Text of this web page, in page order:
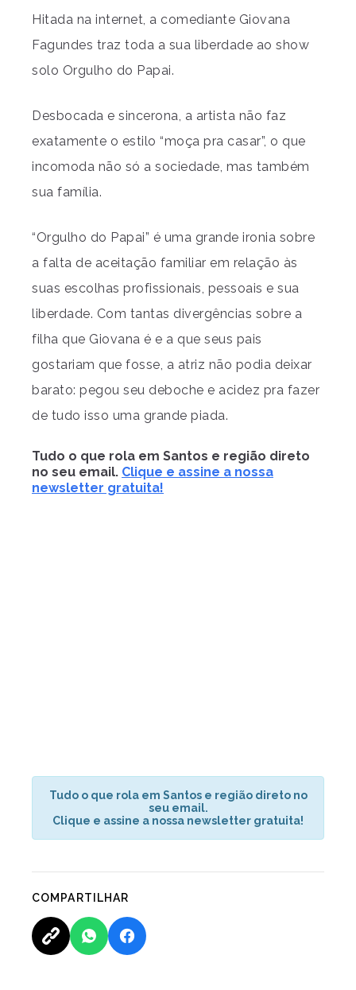
Hitada na internet, a comediante Giovana
Fagundes traz toda a sua liberdade ao show
solo Orgulho do Papai.
Desbocada e sincerona, a artista não faz
exatamente o estilo “moça pra casar”, o que
incomoda não só a sociedade, mas também
sua família.
“Orgulho do Papai” é uma grande ironia sobre
a falta de aceitação familiar em relação às
suas escolhas profissionais, pessoais e sua
liberdade. Com tantas divergências sobre a
filha que Giovana é e a que seus pais
gostariam que fosse, a atriz não podia deixar
barato: pegou seu deboche e acidez pra fazer
de tudo isso uma grande piada.
Tudo o que rola em Santos e região direto
no seu email. Clique e assine a nossa
newsletter gratuita!
Tudo o que rola em Santos e região direto no
seu email.
Clique e assine a nossa newsletter gratuita!
COMPARTILHAR